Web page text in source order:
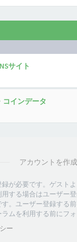
サイト
コインデータ
アカウントを作成
が必要です。ゲスト
する場合はユーザー
。ユーザー登録する
ムを利用する前にフ
ー